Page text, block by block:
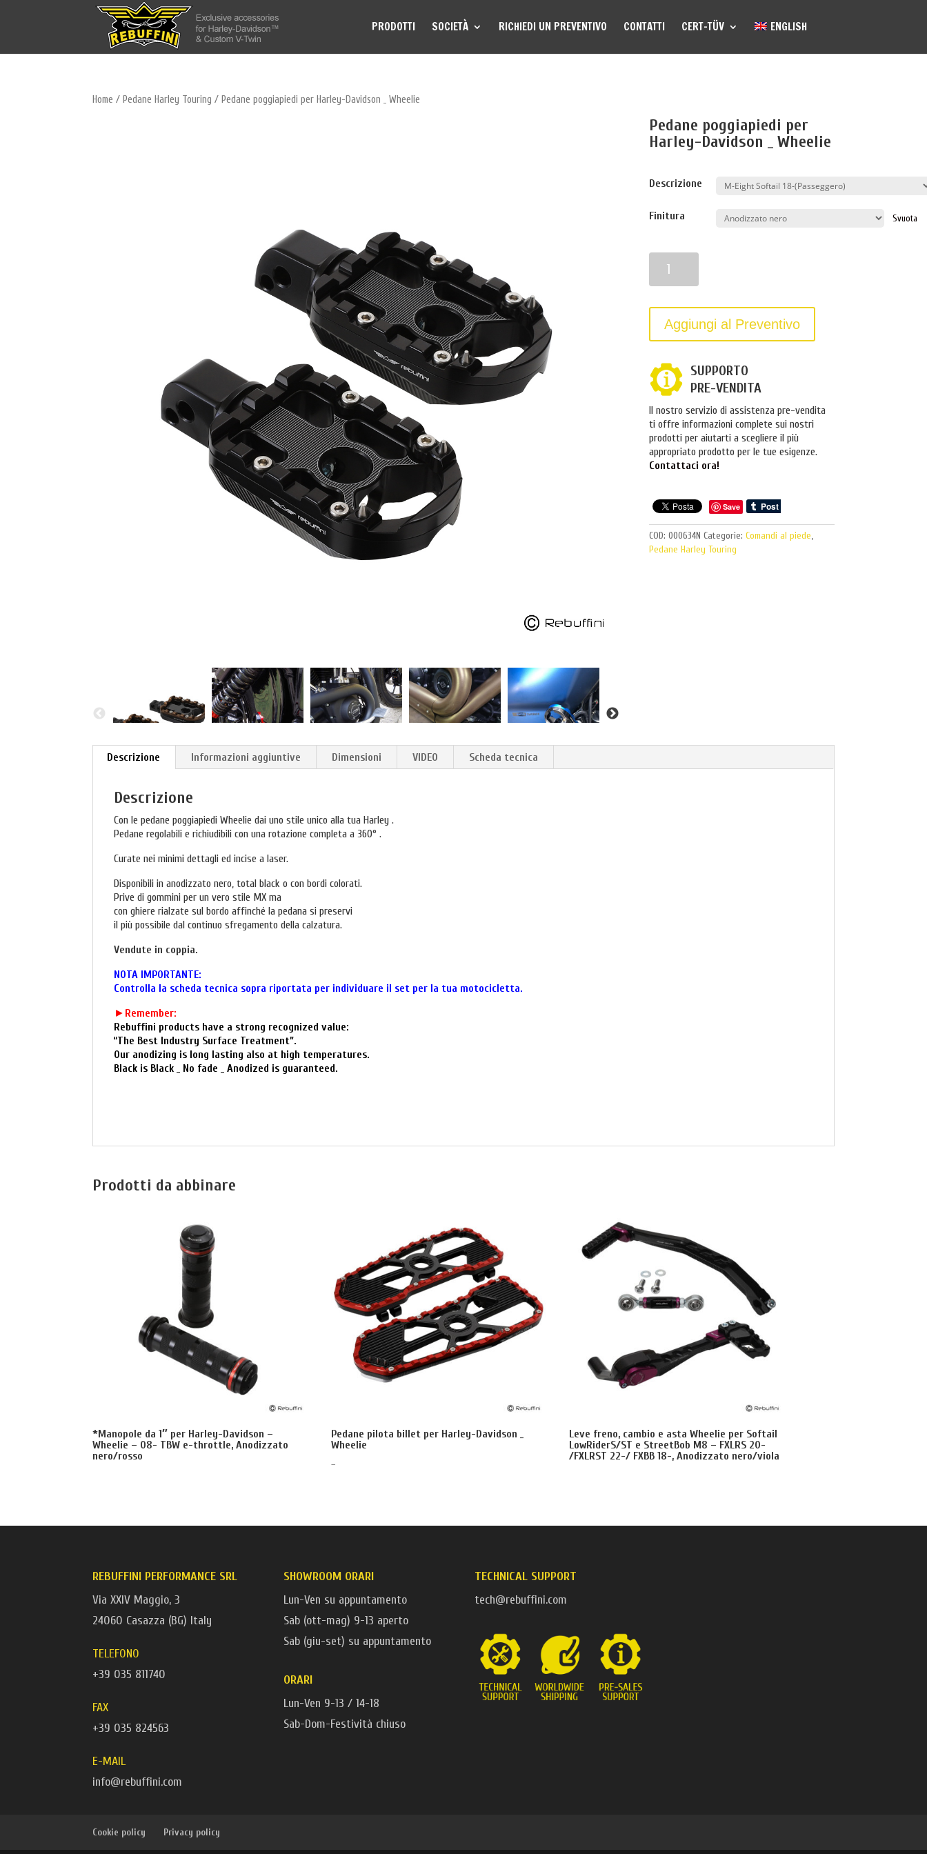
PRODOTTI SOCIETÀ RICHIEDI UN PREVENTIVO CONTATTI CERT-TÜV ENGLISH
Home / Pedane Harley Touring / Pedane poggiapiedi per Harley-Davidson _ Wheelie
Pedane poggiapiedi per
Harley-Davidson _ Wheelie
Descrizione
Finitura Svuota
Aggiungi al Preventivo
SUPPORTO
PRE-VENDITA
Il nostro servizio di assistenza pre-vendita
ti offre informazioni complete sui nostri
prodotti per aiutarti a scegliere il più
appropriato prodotto per le tue esigenze.
Contattaci ora!
Save
COD: 000634N Categorie: Comandi al piede,
Pedane Harley Touring
Descrizione Informazioni aggiuntive Dimensioni VIDEO Scheda tecnica
Descrizione
Con le pedane poggiapiedi Wheelie dai uno stile unico alla tua Harley .
Pedane regolabili e richiudibili con una rotazione completa a 360° .
Curate nei minimi dettagli ed incise a laser.
Disponibili in anodizzato nero, total black o con bordi colorati.
Prive di gommini per un vero stile MX ma
con ghiere rialzate sul bordo affinché la pedana si preservi
il più possibile dal continuo sfregamento della calzatura.
Vendute in coppia.
NOTA IMPORTANTE:
Controlla la scheda tecnica sopra riportata per individuare il set per la tua motocicletta.
► Remember:
Rebuffini products have a strong recognized value:
“The Best Industry Surface Treatment”.
Our anodizing is long lasting also at high temperatures.
Black is Black _ No fade _ Anodized is guaranteed.
Prodotti da abbinare
*Manopole da 1″ per Harley-Davidson –
Wheelie – 08- TBW e-throttle, Anodizzato
nero/rosso
Pedane pilota billet per Harley-Davidson _
Wheelie
–
Leve freno, cambio e asta Wheelie per Softail
LowRiderS/ST e StreetBob M8 – FXLRS 20-
/FXLRST 22-/ FXBB 18-, Anodizzato nero/viola
REBUFFINI PERFORMANCE SRL
Via XXIV Maggio, 3
24060 Casazza (BG) Italy
TELEFONO
+39 035 811740
FAX
+39 035 824563
E-MAIL
info@rebuffini.com
SHOWROOM ORARI
Lun-Ven su appuntamento
Sab (ott-mag) 9-13 aperto
Sab (giu-set) su appuntamento
ORARI
Lun-Ven 9-13 / 14-18
Sab-Dom-Festività chiuso
TECHNICAL SUPPORT
tech@rebuffini.com
Cookie policy Privacy policy